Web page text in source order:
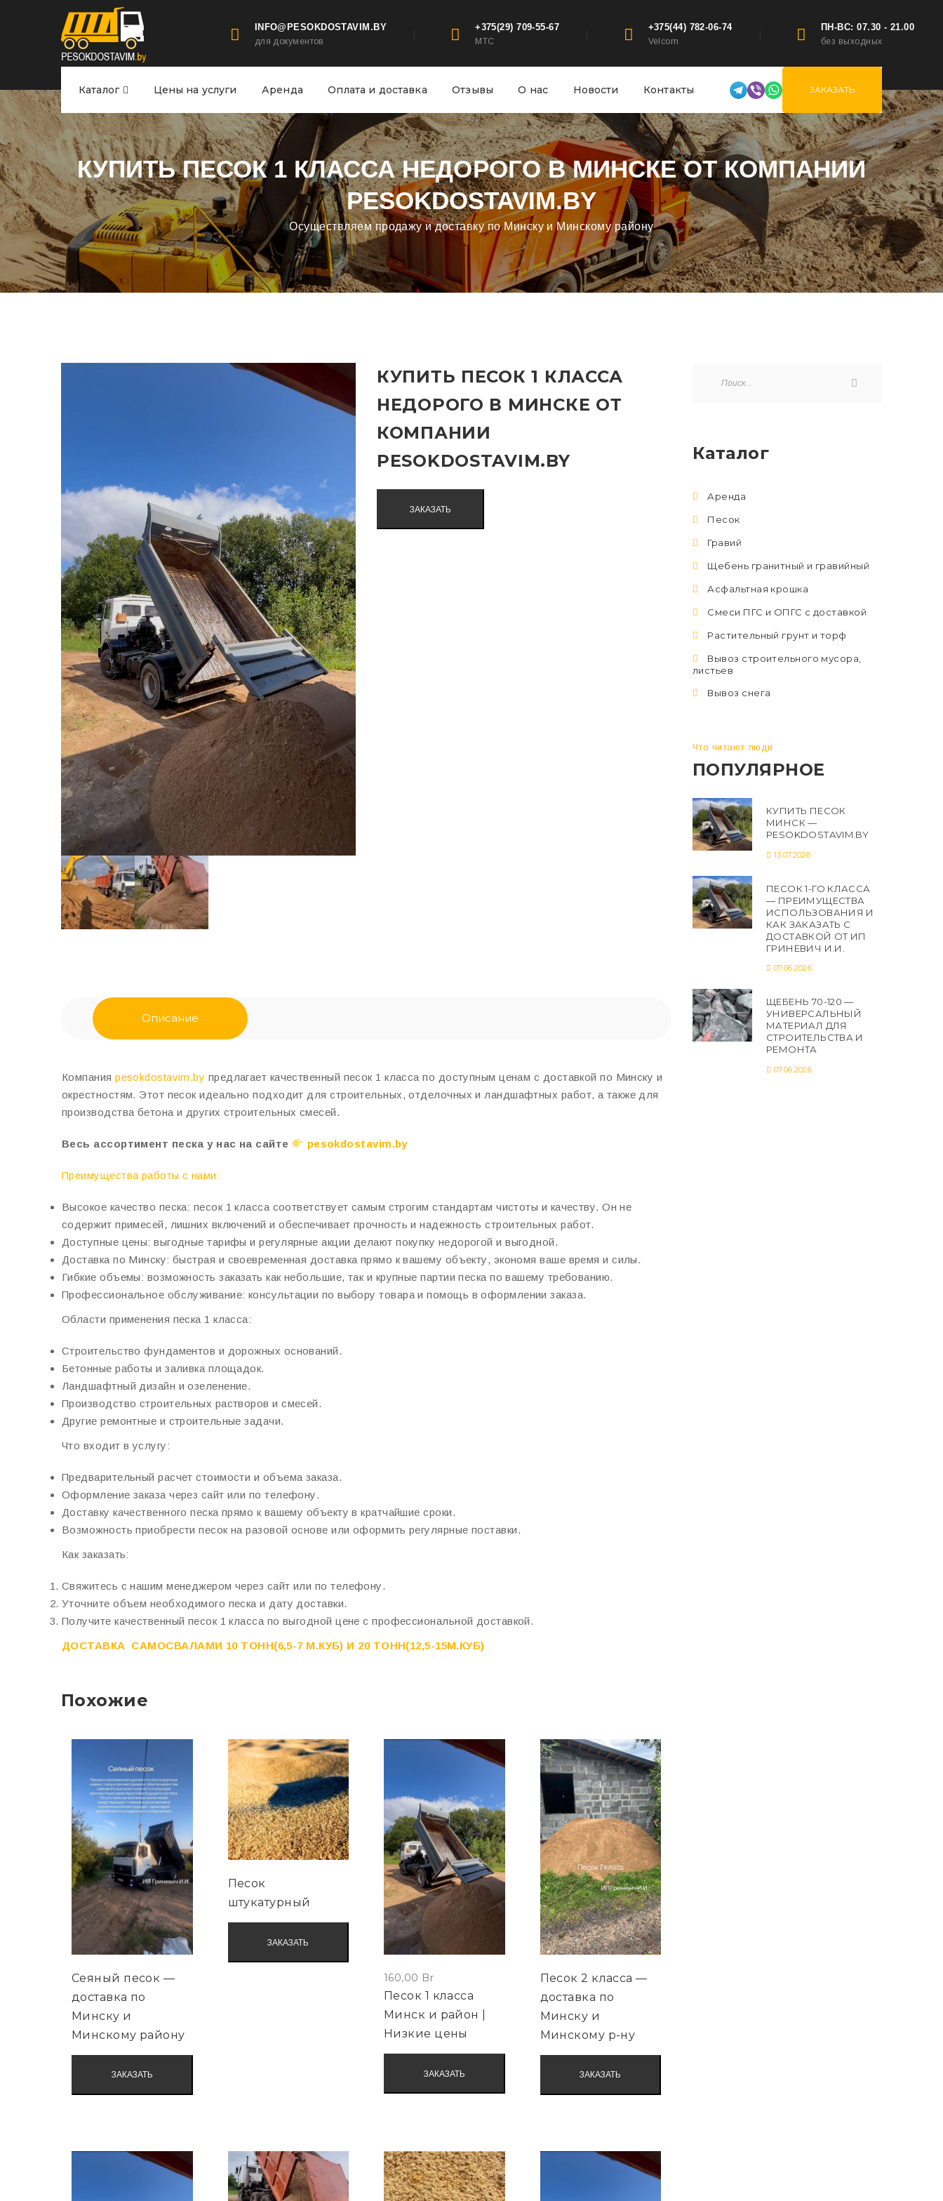
INFO@PESOKDOSTAVIM.BY
для документов
+375(29) 709-55-67
МТС
+375(44) 782-06-74
Velcom
ПН-ВС: 07.30 - 21.00
без выходных
Каталог Цены на услуги Аренда Оплата и доставка Отзывы О нас Новости Контакты ЗАКАЗАТЬ
КУПИТЬ ПЕСОК 1 КЛАССА НЕДОРОГО В МИНСКЕ ОТ КОМПАНИИ
PESOKDOSTAVIM.BY
Осуществляем продажу и доставку по Минску и Минскому району
КУПИТЬ ПЕСОК 1 КЛАССА
НЕДОРОГО В МИНСКЕ ОТ
КОМПАНИИ
PESOKDOSTAVIM.BY
ЗАКАЗАТЬ
Описание
Компанияpesokdostavim.by предлагает качественный песок 1 класса по доступным ценам с доставкой по Минску и
окрестностям. Этот песок идеально подходит для строительных, отделочных и ландшафтных работ, а также для
производства бетона и других строительных смесей.
Весь ассортимент песка у нас на сайте pesokdostavim.by
Преимущества работы с нами:
Высокое качество песка: песок 1 класса соответствует самым строгим стандартам чистоты и качеству. Он не
содержит примесей, лишних включений и обеспечивает прочность и надежность строительных работ.
Доступные цены: выгодные тарифы и регулярные акции делают покупку недорогой и выгодной.
Доставка по Минску: быстрая и своевременная доставка прямо к вашему объекту, экономя ваше время и силы.
Гибкие объемы: возможность заказать как небольшие, так и крупные партии песка по вашему требованию.
Профессиональное обслуживание: консультации по выбору товара и помощь в оформлении заказа.
Области применения песка 1 класса:
Строительство фундаментов и дорожных оснований.
Бетонные работы и заливка площадок.
Ландшафтный дизайн и озеленение.
Производство строительных растворов и смесей.
Другие ремонтные и строительные задачи.
Что входит в услугу:
Предварительный расчет стоимости и объема заказа.
Оформление заказа через сайт или по телефону.
Доставку качественного песка прямо к вашему объекту в кратчайшие сроки.
Возможность приобрести песок на разовой основе или оформить регулярные поставки.
Как заказать:
Свяжитесь с нашим менеджером через сайт или по телефону.
Уточните объем необходимого песка и дату доставки.
Получите качественный песок 1 класса по выгодной цене с профессиональной доставкой.
ДОСТАВКА САМОСВАЛАМИ 10 ТОНН(6,5-7 М.КУБ) И 20 ТОНН(12,5-15М.КУБ)
Похожие
Сеяный песок —
доставка по
Минску и
Минскому району
ЗАКАЗАТЬ
Песок
штукатурный
ЗАКАЗАТЬ
160,00 Br
Песок 1 класса
Минск и район |
Низкие цены
ЗАКАЗАТЬ
Песок 2 класса —
доставка по
Минску и
Минскому р-ну
ЗАКАЗАТЬ
Каталог
Аренда
Песок
Гравий
Щебень гранитный и гравийный
Асфальтная крошка
Смеси ПГС и ОПГС с доставкой
Растительный грунт и торф
Вывоз строительного мусора,
листьев
Вывоз снега
Что читают люди
ПОПУЛЯРНОЕ
КУПИТЬ ПЕСОК
МИНСК —
PESOKDOSTAVIM.BY
13.07.2026
ПЕСОК 1-ГО КЛАССА
— ПРЕИМУЩЕСТВА
ИСПОЛЬЗОВАНИЯ И
КАК ЗАКАЗАТЬ С
ДОСТАВКОЙ ОТ ИП
ГРИНЕВИЧ И.И.
07.06.2026
ЩЕБЕНЬ 70-120 —
УНИВЕРСАЛЬНЫЙ
МАТЕРИАЛ ДЛЯ
СТРОИТЕЛЬСТВА И
РЕМОНТА
07.06.2026